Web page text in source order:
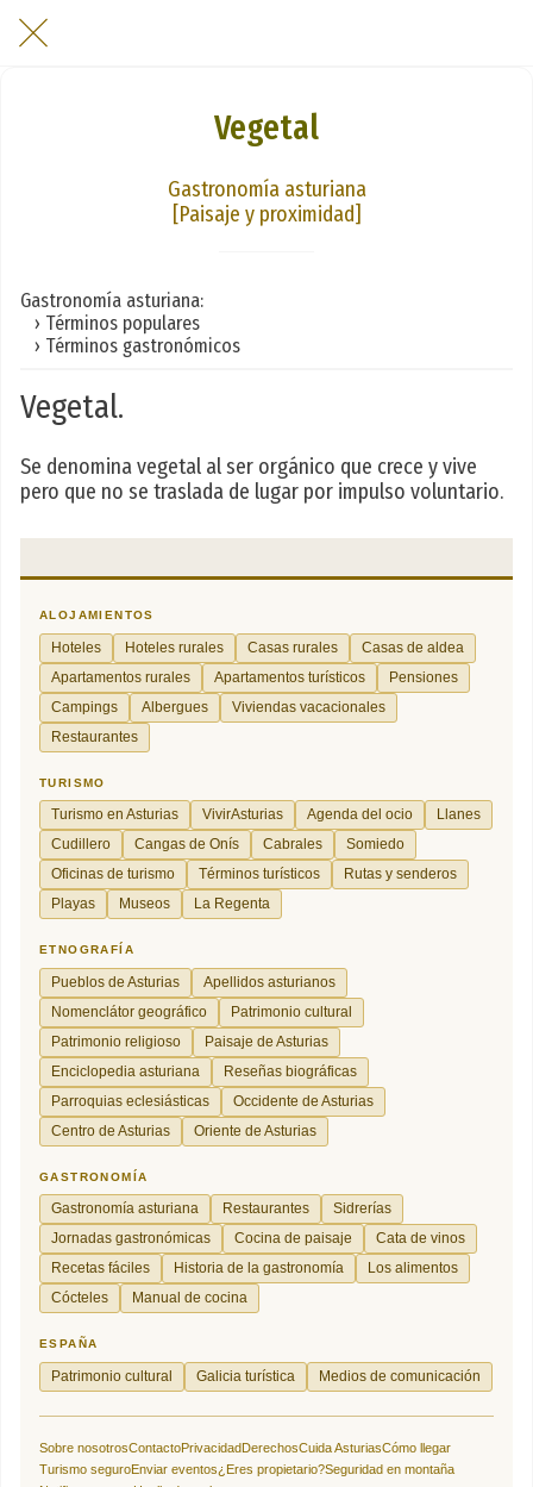
Vegetal
Gastronomía asturiana
[Paisaje y proximidad]
Gastronomía asturiana:
› Términos populares
› Términos gastronómicos
Vegetal.
Se denomina vegetal al ser orgánico que crece y vive
pero que no se traslada de lugar por impulso voluntario.